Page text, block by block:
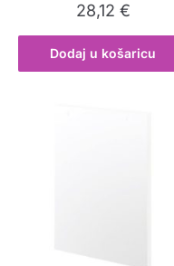
28,12 €
Dodaj u košaricu